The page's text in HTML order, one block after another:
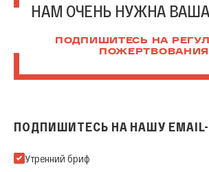
НАМ ОЧЕНЬ НУЖНА
ПОДПИШИТЕСЬ НА
ПОЖЕРТВОВАНИЯ
ПОДПИШИТЕСЬ НА НАШУ
Подпишитесь на нашу Email-рассылку
Утренний бриф